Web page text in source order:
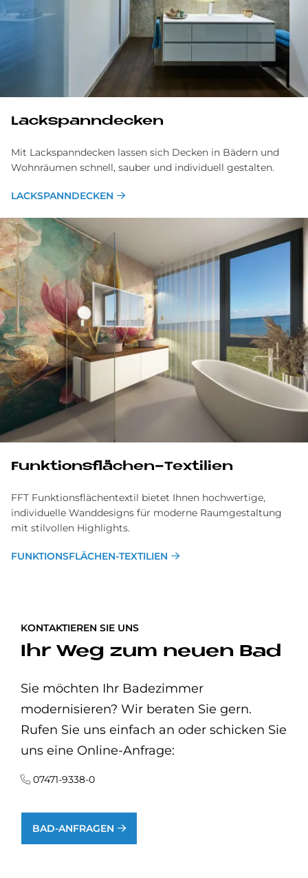
Lackspann­decken
Mit Lackspanndecken lassen sich Decken in Bädern und
Wohnräumen schnell, sauber und individuell gestalten.
LACKSPANNDECKEN
Funk­ti­ons­flä­chen-Tex­ti­li­en
FFT Funktionsflächentextil bietet Ihnen hochwertige,
individuelle Wanddesigns für moderne Raumgestaltung
mit stilvollen Highlights.
FUNK­TI­ONS­FLÄ­CHEN-TEX­TI­LI­EN
KONTAKTIEREN SIE UNS
Ihr Weg zum neuen Bad
Sie möchten Ihr Badezimmer
modernisieren? Wir beraten Sie gern.
Rufen Sie uns einfach an oder schicken Sie
uns eine Online-Anfrage:
07471-9338-0
BAD-ANFRAGEN